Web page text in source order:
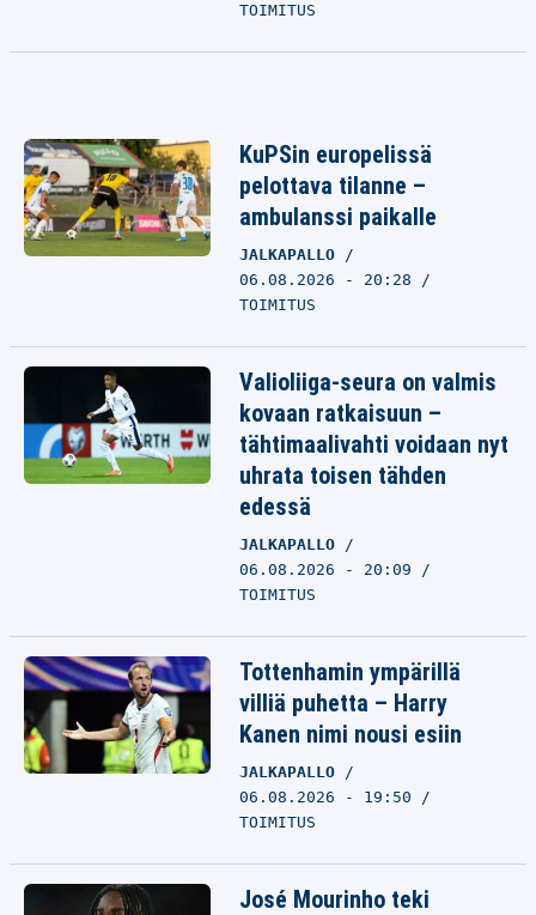
TOIMITUS
KuPSin europelissä
pelottava tilanne –
ambulanssi paikalle
JALKAPALLO
06.08.2026 - 20:28
TOIMITUS
Valioliiga-seura on valmis
kovaan ratkaisuun –
tähtimaalivahti voidaan nyt
uhrata toisen tähden
edessä
JALKAPALLO
06.08.2026 - 20:09
TOIMITUS
Tottenhamin ympärillä
villiä puhetta – Harry
Kanen nimi nousi esiin
JALKAPALLO
06.08.2026 - 19:50
TOIMITUS
José Mourinho teki